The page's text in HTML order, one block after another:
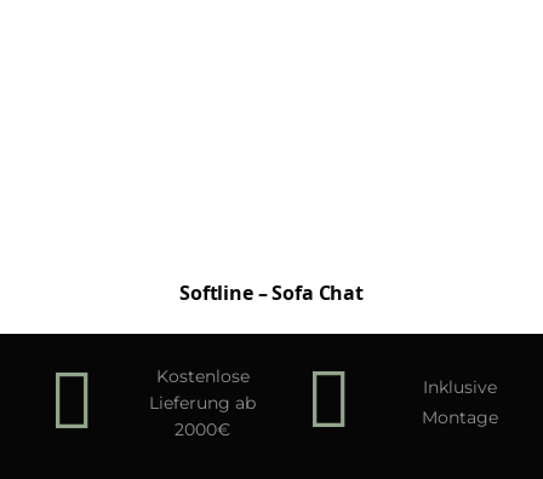
Softline – Sofa Chat
Kostenlose
Lieferung ab
2000€
Inklusive
Montage